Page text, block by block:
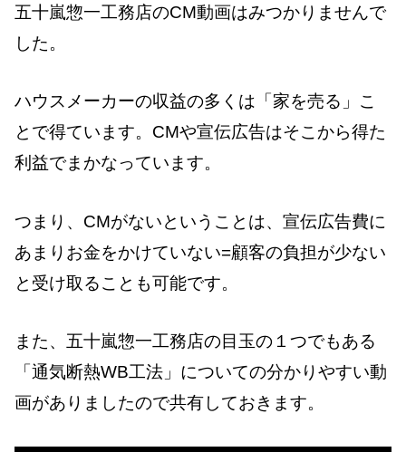
五十嵐惣一工務店のCM動画はみつかりませんで
した。
ハウスメーカーの収益の多くは「家を売る」こ
とで得ています。CMや宣伝広告はそこから得た
利益でまかなっています。
つまり、CMがないということは、宣伝広告費に
あまりお金をかけていない=顧客の負担が少ない
と受け取ることも可能です。
また、五十嵐惣一工務店の目玉の１つでもある
「通気断熱WB工法」についての分かりやすい動
画がありましたので共有しておきます。